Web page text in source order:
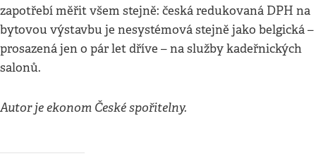
zapotřebí měřit všem stejně: česká redukovaná DPH na
bytovou výstavbu je nesystémová stejně jako belgická –
prosazená jen o pár let dříve – na služby kadeřnických
salonů.
Autor je ekonom České spořitelny.